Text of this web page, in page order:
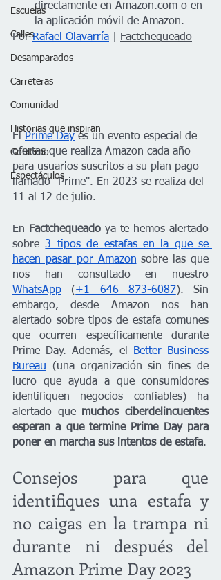
Escuelas
Calles
Desamparados
Carreteras
Comunidad
Historias que inspiran
Gobierno
Espectáculos
directamente en Amazon.com o en
la aplicación móvil de Amazon.
Por Rafael Olavarría Factchequeado
El Prime Day es un evento especial de
ofertas que realiza Amazon cada año
para usuarios suscritos a su plan pago
llamado "Prime". En 2023 se realiza del
11 al 12 de julio.
En Factchequeado ya te hemos alertado
sobre 3 tipos de estafas en la que se
hacen pasar por Amazon sobre las que
WhatsApp (+1 646 873-6087). Sin
embargo, desde Amazon nos han
alertado sobre tipos de estafa comunes
que ocurren específicamente durante
Prime Day. Además, el
Better Business
Bureau (una organización sin fines de
lucro que ayuda a que consumidores
identifiquen negocios confiables) ha
alertado que muchos ciberdelincuentes
esperan a que termine Prime Day para
poner en marcha sus intentos de estafa.
Consejos para que
identifiques una estafa y
no caigas en la trampa ni
durante ni después del
Amazon Prime Day 2023